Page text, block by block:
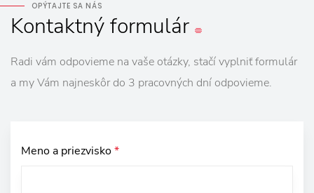
OPÝTAJTE SA NÁS
Kontaktnýformulár
Radi vám odpovieme na vaše otázky, stačí vyplniť formulár
a my Vám najneskôr do 3 pracovných dní odpovieme.
Meno a priezvisko*